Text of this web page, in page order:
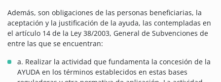
Además, son obligaciones de las personas beneficiarias, la
aceptación y la justificación de la ayuda, las contempladas en
el artículo 14 de la Ley 38/2003, General de Subvenciones de
entre las que se encuentran:
a. Realizar la actividad que fundamenta la concesión de la
AYUDA en los términos establecidos en estas bases